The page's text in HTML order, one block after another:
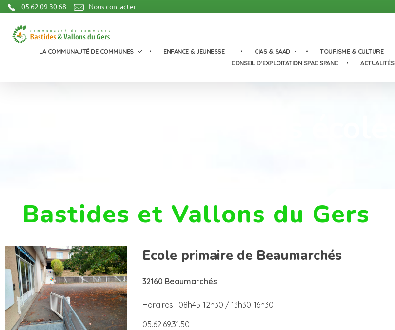
05 62 09 30 68 Nous contacter
LA COMMUNAUTÉ DE COMMUNES ENFANCE & JEUNESSE CIAS & SAAD TOURISME & CULTURE
CONSEIL D’EXPLOITATION SPAC SPANC
ACTUALITÉS
Bastides et Vallons du Gers
Ecole primaire de Beaumarchés
32160 Beaumarchés
Horaires : 08h45-12h30 / 13h30-16h30
05.62.69.31.50